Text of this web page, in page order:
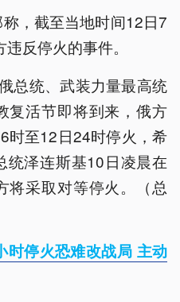
，截至当地时间12日7
反停火的事件。
总统、武装力量最高统
复活节即将到来，俄方
时至12日24时停火，希
统泽连斯基10日凌晨在
将采取对等停火。（总
时停火恐难改战局 主动